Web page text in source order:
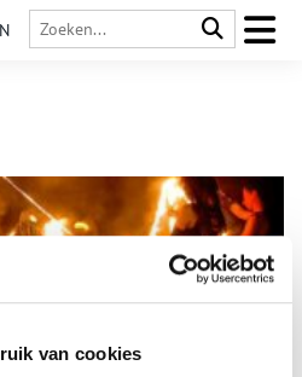
van cookies